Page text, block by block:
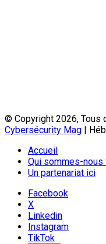
© Copyright 2026,
Cybersécurity Mag |
Accueil
Qui sommes-nous
Un partenariat ici
Facebook
X
Linkedin
Instagram
TikTok